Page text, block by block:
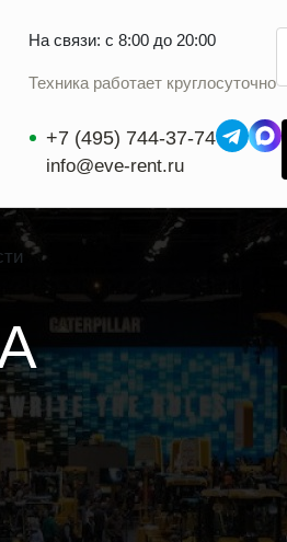
На связи: с 8:00 до 20:00
Техника работает круглосуточно
+7 (495) 744-37-74
info@eve-rent.ru